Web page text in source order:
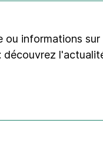
ou informations
découvrez